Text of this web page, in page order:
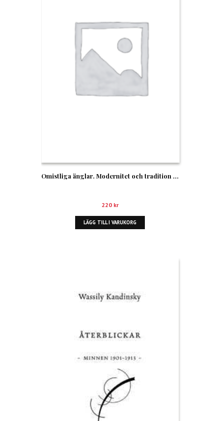
Omistliga änglar. Modernitet och tradition hos Kafka, Benjamin och Scholem
220 kr
LÄGG TILL I VARUKORG